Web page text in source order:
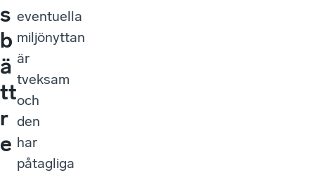
s
b
ä
tt
r
e
eventuella
miljönyttan
är
tveksam
och
den
har
påtagliga